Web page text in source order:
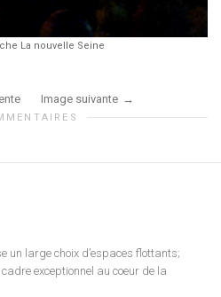
La nouvelle Seine
Image suivante
un large choix d’espaces flottants;
exceptionnel au coeur de la